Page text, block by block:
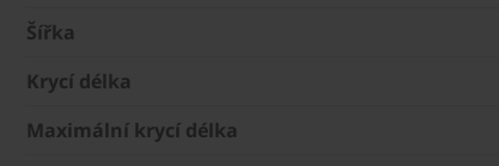
Šířka
Krycí délka
Maximální krycí délka